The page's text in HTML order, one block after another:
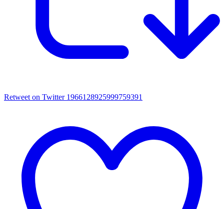
Retweet on Twitter 1966128925999759391